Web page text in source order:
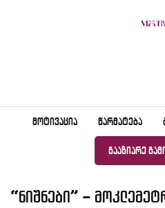
ᲛᲝᲢᲘᲕᲐᲪᲘᲐ ᲬᲐᲠᲛᲐᲢᲔᲑᲐ
ᲒᲐᲐᲖᲘᲐᲠᲔ
“ნიშნები” –